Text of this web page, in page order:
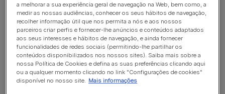
a melhorar a sua experiência geral de navegação na Web, bem como, a
medir as nossas audiências, conhecer os seus hábitos de navegação,
recolher informação útil que nos permita a nós e aos nossos
parceiros criar perfis e fornecer-lhe anúncios e conteúdos adaptados
aos seus interesses e hábitos de navegação, e ainda fornecer
funcionalidades de redes sociais (permitindo-lhe partilhar os
conteúdos disponibilizados nos nossos sites). Saiba mais sobre a
nossa Política de Cookies e defina as suas preferências clicando aqui
ou a qualquer momento clicando no link "Configurações de cookies"
disponível no nosso site.
Mais informações